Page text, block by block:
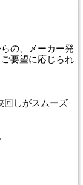
の、メーカー発
要望に応じられ
回しがスムーズ